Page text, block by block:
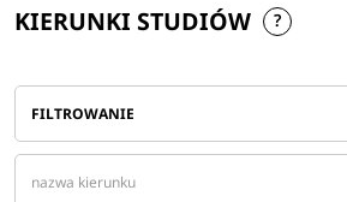
KIERUNKI STUDIÓW
FILTROWANIE